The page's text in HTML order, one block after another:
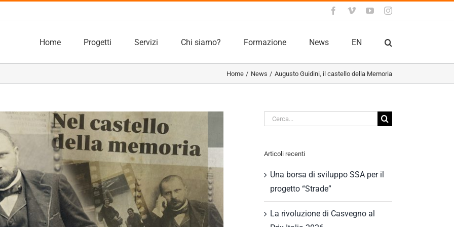
Facebook
VimeoYouTubeInstagram
Home Progetti Servizi Chi siamo? Formazione News EN
Home News Augusto Guidini, il castello della Memoria
Cerca
Articoli recenti
Una borsa di sviluppo SSA per il
progetto “Strade”
La rivoluzione di Casvegno al